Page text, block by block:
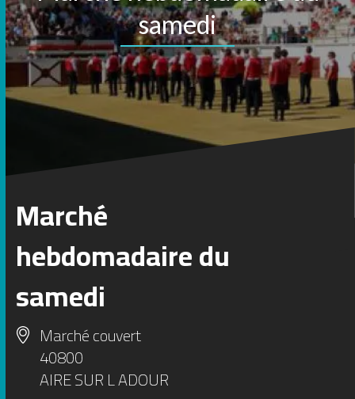
samedi
Marché
hebdomadaire du
samedi
Marché couvert
40800
AIRE SUR L ADOUR